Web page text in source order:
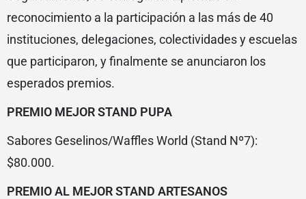
reconocimiento a la participación a las más de 40
instituciones, delegaciones, colectividades y escuelas
que participaron, y finalmente se anunciaron los
esperados premios.
PREMIO MEJOR STAND PUPA
Sabores Geselinos/Waffles World (Stand Nº7):
$80.000.
PREMIO AL MEJOR STAND ARTESANOS